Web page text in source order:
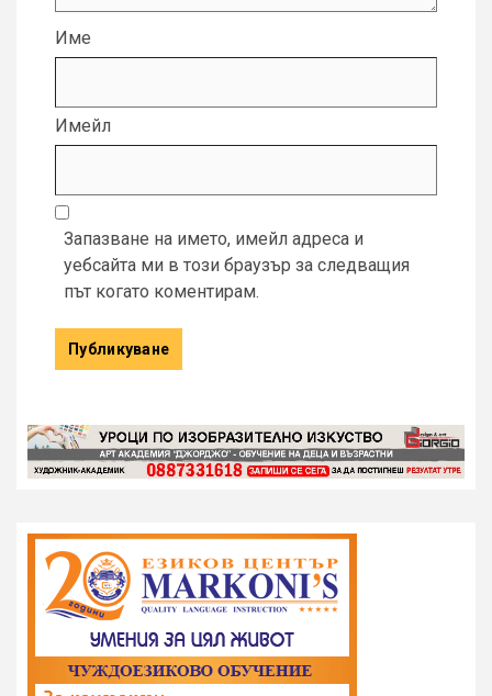
Име
Имейл
Запазване на името, имейл адреса и
уебсайта ми в този браузър за следващия
път когато коментирам.